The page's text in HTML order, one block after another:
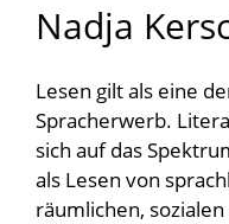
Nadja
Lesen gilt als eine
Spracherwerb.
sich auf das
als Lesen von
räumlichen,